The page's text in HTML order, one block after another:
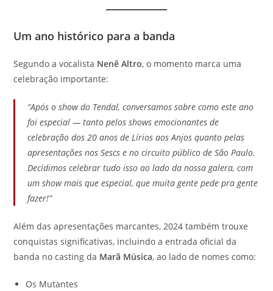
Um ano histórico para a banda
Segundo a vocalista Nenê Altro, o momento marca uma
celebração importante:
“Após o show do Tendal, conversamos sobre como este ano
foi especial — tanto pelos shows emocionantes de
celebração dos 20 anos deLírios aos Anjos quanto pelas
apresentações nos Sescs e no circuito público de São Paulo.
Decidimos celebrar tudo isso ao lado da nossa galera, com
um show mais que especial, que muita gente pede pra gente
fazer!”
Além das apresentações marcantes, 2024 também trouxe
conquistas significativas, incluindo a entrada oficial da
banda no casting da Marã Música, ao lado de nomes como:
Os Mutantes